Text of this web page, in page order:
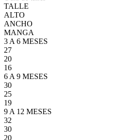
TALLE
ALTO
ANCHO
MANGA
3 A 6 MESES
27
20
16
6 A 9 MESES
30
25
19
9 A 12 MESES
32
30
20